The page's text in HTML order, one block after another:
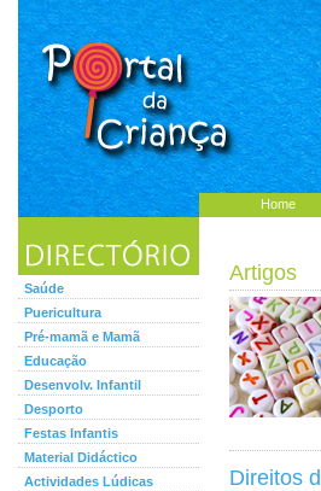
Home
Saúde
Puericultura
Pré-mamã e Mamã
Educação
Desenvolv. Infantil
Desporto
Festas Infantis
Material Didáctico
Actividades Lúdicas
Artigos
Direitos